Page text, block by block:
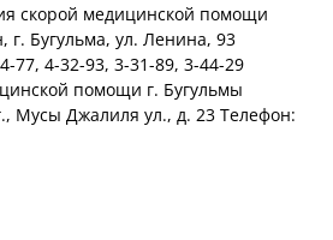
скорой медицинской помощи
г. Бугульма, ул. Ленина, 93
77, 4-32-93, 3-31-89, 3-44-29
помощи г. Бугульмы
Мусы Джалиля ул., д. 23 Телефон: